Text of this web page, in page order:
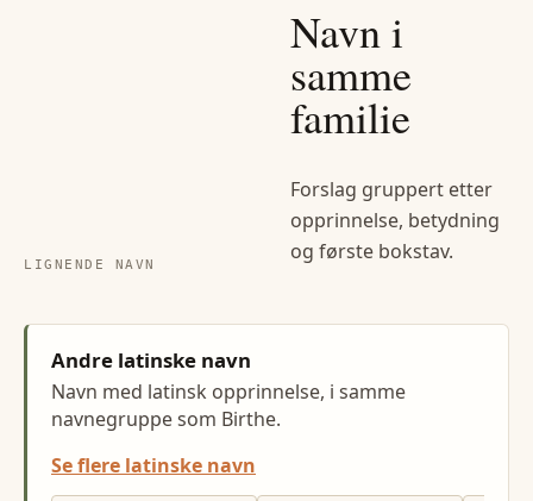
LIGNENDE NAVN
Navn i
samme
familie
Forslag gruppert etter
opprinnelse, betydning
og første bokstav.
Andre latinske navn
Navn med latinsk opprinnelse, i samme
navnegruppe som Birthe.
Se flere latinske navn